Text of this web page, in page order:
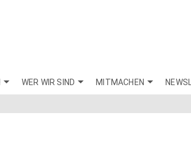
WER WIR SIND MITMACHEN